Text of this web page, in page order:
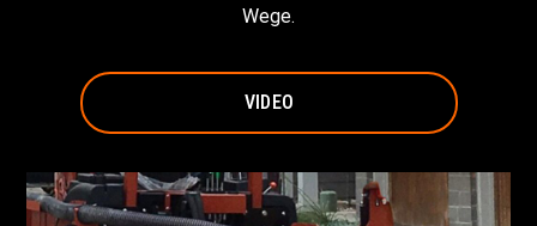
Wege.
VIDEO